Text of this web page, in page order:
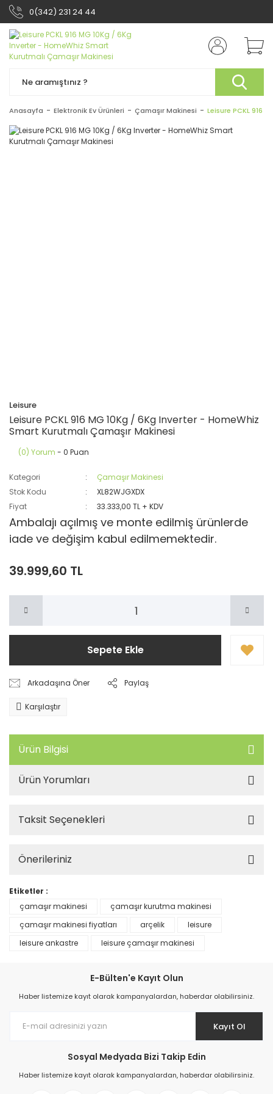
0(342) 231 24 44
Anasayfa Elektronik Ev Ürünleri Çamaşır Makinesi Leisure PCKL 916
Leisure
Leisure PCKL 916 MG 10Kg / 6Kg Inverter - HomeWhiz
Smart Kurutmalı Çamaşır Makinesi
(0) Yorum - 0 Puan
Kategori
Çamaşır Makinesi
Stok Kodu
XL82WJGXDX
Fiyat
33.333,00 TL + KDV
Ambalajı açılmış ve monte edilmiş ürünlerde
iade ve değişim kabul edilmemektedir.
39.999,60 TL
Sepete Ekle
Arkadaşına Öner Paylaş
Karşılaştır
Ürün Bilgisi
Ürün Yorumları
Taksit Seçenekleri
Önerileriniz
Etiketler :
çamaşır makinesi
çamaşır kurutma makinesi
çamaşır makinesi fiyatları
arçelik
leisure
leisure ankastre
leisure çamaşır makinesi
E-Bülten'e Kayıt Olun
Haber listemize kayıt olarak kampanyalardan, haberdar olabilirsiniz.
Kayıt Ol
Sosyal Medyada Bizi Takip Edin
Haber listemize kayıt olarak kampanyalardan, haberdar olabilirsiniz.